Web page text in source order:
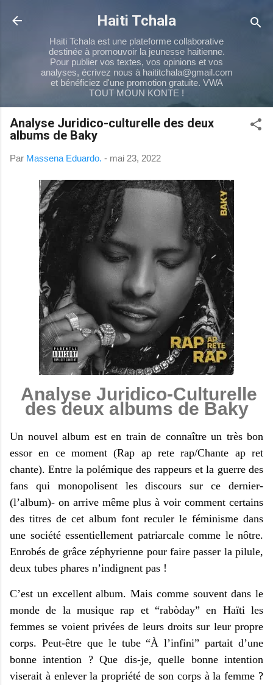
Passer au contenu principal
Haiti Tchala
Haiti Tchala est une plateforme collaborative
destinée à promouvoir la jeunesse haitienne.
Pour publier vos textes, vos opinions et vos
analyses, écrivez nous à haititchala@gmail.com
et bénéficiez d'une promotion gratuite. VWA
TOUT MOUN KONTE !
Analyse Juridico-culturelle des deux
albums de Baky
Par Massena Eduardo. - mai 23, 2022
Analyse Juridico-Culturelle
des deux albums de Baky
Un nouvel album est en train de connaître un très bon
essor en ce moment (Rap ap rete rap/Chante ap ret
chante). Entre la polémique des rappeurs et la guerre des
fans qui monopolisent les discours sur ce dernier-
(l’album)- on arrive même plus à voir comment certains
des titres de cet album font reculer le féminisme dans
une société essentiellement patriarcale comme le nôtre.
Enrobés de grâce zéphyrienne pour faire passer la pilule,
deux tubes phares n’indignent pas !
C’est un excellent album. Mais comme souvent dans le
monde de la musique rap et “rabòday” en Haïti les
femmes se voient privées de leurs droits sur leur propre
corps. Peut-être que le tube “À l’infini” partait d’une
bonne intention ? Que dis-je, quelle bonne intention
viserait à enlever la propriété de son corps à la femme ?